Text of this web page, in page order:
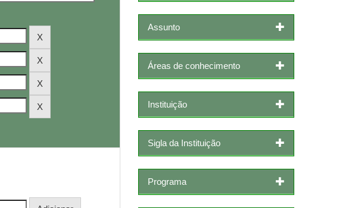
Assunto
Áreas de conhecimento
Instituição
Sigla da Instituição
Programa